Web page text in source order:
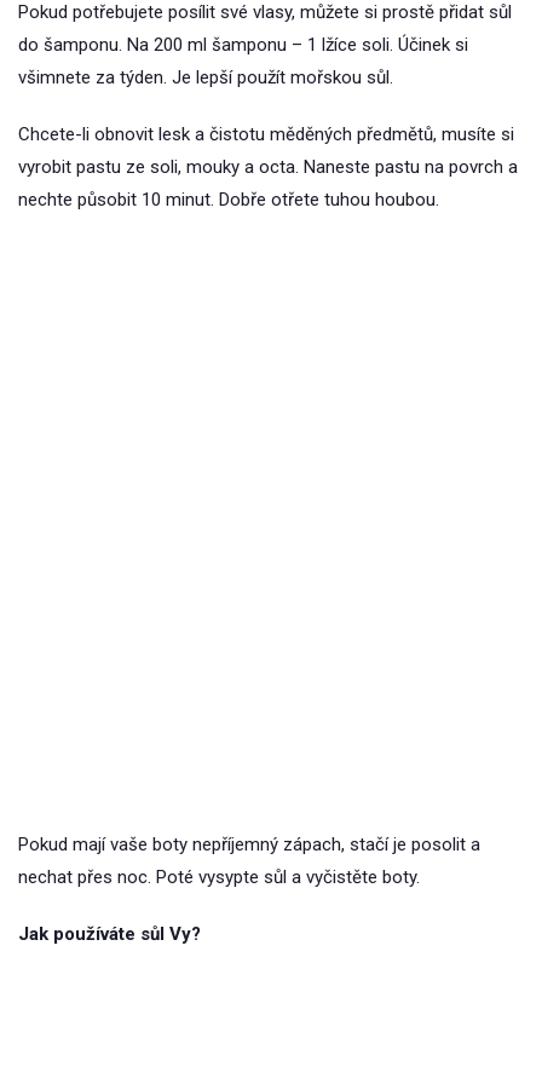
Pokud potřebujete posílit své vlasy, můžete si prostě přidat sůl
do šamponu. Na 200 ml šamponu – 1 lžíce soli. Účinek si
všimnete za týden. Je lepší použít mořskou sůl.
Chcete-li obnovit lesk a čistotu měděných předmětů, musíte si
vyrobit pastu ze soli, mouky a octa. Naneste pastu na povrch a
nechte působit 10 minut. Dobře otřete tuhou houbou.
Pokud mají vaše boty nepříjemný zápach, stačí je posolit a
nechat přes noc. Poté vysypte sůl a vyčistěte boty.
Jak používáte sůl Vy?